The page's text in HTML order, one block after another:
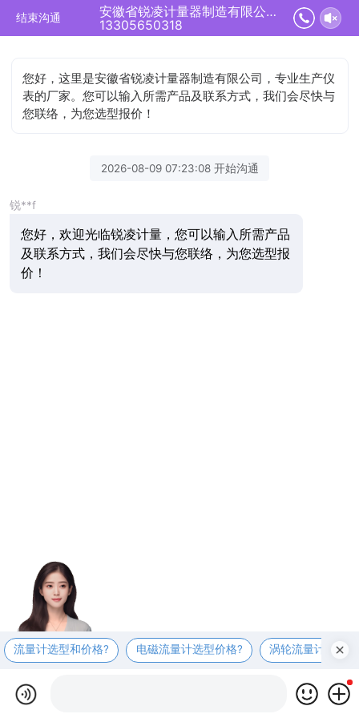
结束沟通
安徽省锐凌计量器制造有限公司正在为您服务
13305650318
您好，这里是安徽省锐凌计量器制造有限公司，专业生产仪
表的厂家。您可以输入所需产品及联系方式，我们会尽快与
您联络，为您选型报价！
2026-08-09 07:23:08 开始沟通
锐**f
您好，欢迎光临锐凌计量，您可以输入所需产品
及联系方式，我们会尽快与您联络，为您选型报
价！
流量计选型和价格? 电磁流量计选型价格? 涡轮流量计选型